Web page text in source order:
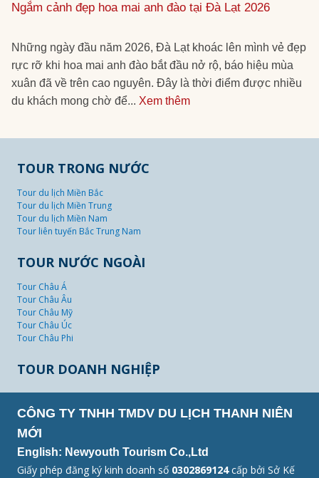
Ngắm cảnh đẹp hoa mai anh đào tại Đà Lạt 2026
Những ngày đầu năm 2026, Đà Lạt khoác lên mình vẻ đẹp
rực rỡ khi hoa mai anh đào bắt đầu nở rộ, báo hiệu mùa
xuân đã về trên cao nguyên. Đây là thời điểm được nhiều
du khách mong chờ để... Xem thêm
TOUR TRONG NƯỚC
Tour du lịch Miền Bắc
Tour du lịch Miền Trung
Tour du lịch Miền Nam
Tour liên tuyến Bắc Trung Nam
TOUR NƯỚC NGOÀI
Tour Châu Á
Tour Châu Âu
Tour Châu Mỹ
Tour Châu Úc
Tour Châu Phi
TOUR DOANH NGHIỆP
CÔNG TY TNHH TMDV DU LỊCH THANH NIÊN
MỚI
English: Newyouth Tourism Co.,Ltd
Giấy phép đăng ký kinh doanh số 0302869124cấp bởi Sở Kế